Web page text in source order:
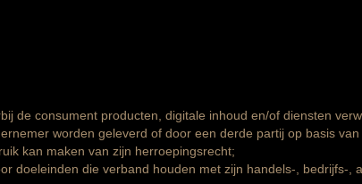
de consument producten, digitale inhoud en/of diensten
worden geleverd of door een derde partij op basis
kan maken van zijn herroepingsrecht;
doeleinden die verband houden met zijn handels-, bedrijfs-,